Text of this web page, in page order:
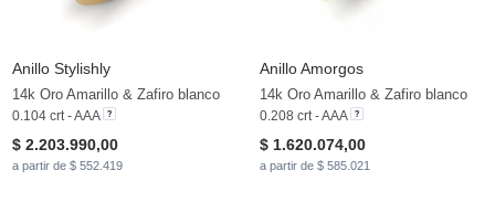
Anillo Stylishly
14k Oro Amarillo & Zafiro blanco
0.104 crt - AAA
$ 2.203.990,00
a partir de $ 552.419
Anillo Amorgos
14k Oro Amarillo & Zafiro blanco
0.208 crt - AAA
$ 1.620.074,00
a partir de $ 585.021